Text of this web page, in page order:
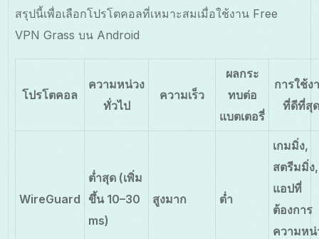
สรุปนี้เพื่อเลือกโปรโตคอลที่เหมาะสมเมื่อใช้งาน Free
VPN Grass บน Android
โปรโตคอล
ความหน่วง
ทั่วไป
ความเร็ว
ผลกระ
ทบต่อ
แบตเตอรี่
การใช้ง
ที่ดีที่สุด
WireGuard
ต่ำสุด (เพิ่ม
ขึ้น 10–30
ms)
สูงมาก ต่ำ
เกมมิ่ง,
สตรีมมิ่ง,
แอปที่
ต้องการ
ความหน่